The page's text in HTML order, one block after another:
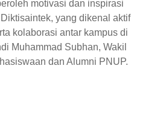
motivasi dan inspirasi
yang dikenal aktif
kolaborasi antar kampus di
Muhammad Subhan, Wakil
dan Alumni PNUP.